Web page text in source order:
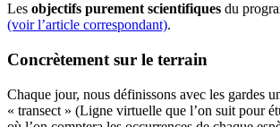
Les objectifs purement scientifiques du
(voir l’article correspondant).
Concrètement sur le terrain
Chaque jour, nous définissons avec les gardes
« transect » (Ligne virtuelle que l’on suit pour